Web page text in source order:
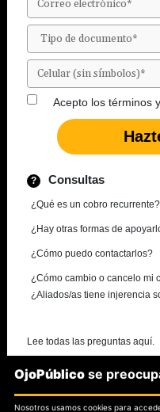
Acepto los términos
Consultas
¿Qué es un cobro recurrente?
¿Hay otras formas de
¿Cómo puedo contactarlos?
¿Cómo cambio o cancelo mi
¿Aliados/as tiene injerencia
Lee todas las preguntas aquí.
¿Necesitas
OjoPúblico se
Nosotros usamos cookies para